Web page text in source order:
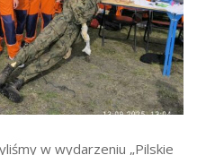
w wydarzeniu „Pilskie